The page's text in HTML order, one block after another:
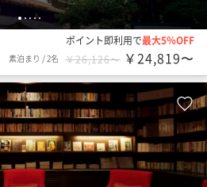
12345
ポイント即利用で最大5％OFF
素泊まり /2名 ￥26,126〜 ￥24,819〜